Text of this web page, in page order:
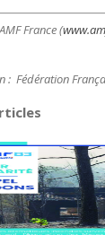
AMF France (
Fédération